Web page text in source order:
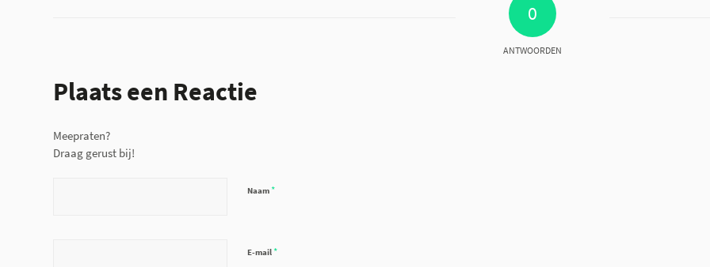
0
ANTWOORDEN
Plaats een Reactie
Meepraten?
Draag gerust bij!
Naam*
E-mail*